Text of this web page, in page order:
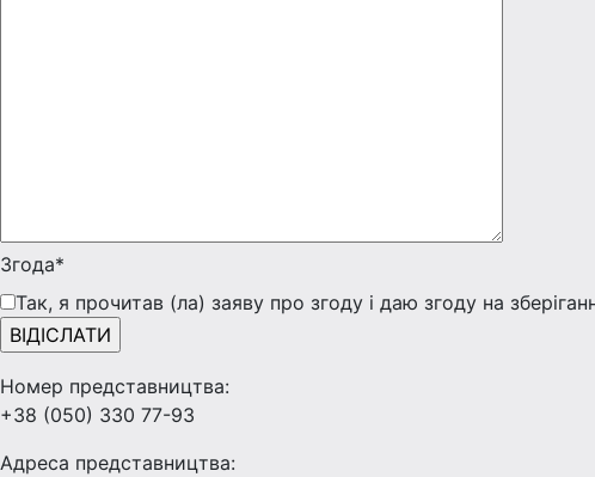
Згода*
Так, я прочитав (ла) заяву про згоду і даю згоду на
Номер представництва:
+38 (050) 330 77-93
Адреса представництва: